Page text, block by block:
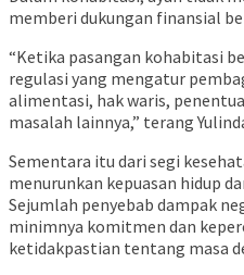
memberi dukungan finansial
“Ketika pasangan kohabitasi
regulasi yang mengatur
alimentasi, hak waris,
masalah lainnya,” terang
Sementara itu dari segi
menurunkan kepuasan hidup
Sejumlah penyebab dampak
minimnya komitmen dan
ketidakpastian tentang masa